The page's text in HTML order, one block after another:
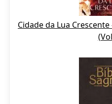
Cidade da Lua